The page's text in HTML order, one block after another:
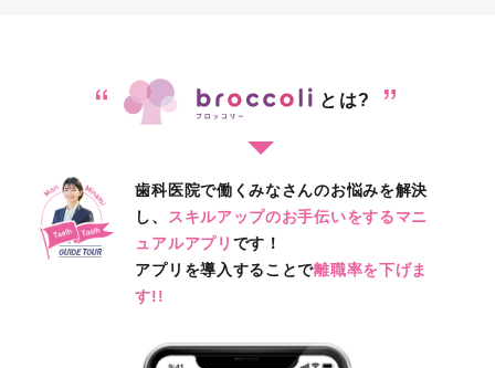
“ とは? ”
歯科医院で働くみなさんのお悩みを解決
し、
スキルアップのお手伝いをするマニ
ュアルアプリ です！
アプリを導入することで離職率を下げま
す!!